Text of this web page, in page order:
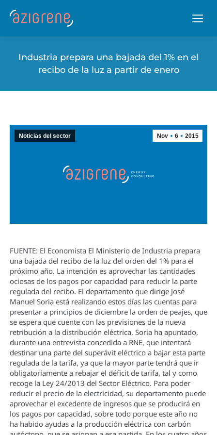
Industria prepara una bajada del 1% en el
recibo de la luz a partir de enero
Nov 6 2015
Noticias del sector
FUENTE: El Economista El Ministerio de Industria prepara
una bajada del recibo de la luz del orden del 1% para el
próximo año. La intención es aprovechar las cantidades
ociosas de los pagos por capacidad para reducir la parte
regulada del recibo. El departamento que dirige José
Manuel Soria está realizando estos dí­as las cuentas para
presentar a principios de diciembre la orden de peajes, que
se espera que cuente con las previsiones de la nueva
retribución a la distribución eléctrica. Soria ha apuntado,
durante una entrevista concedida a RNE, que intentará
destinar una parte del superávit eléctrico a bajar esta parte
regulada de la tarifa, ya que la mayor parte tendrá que ir
obligatoriamente a rebajar el déficit de tarifa, tal y como
recoge la Ley 24/2013 del Sector Eléctrico. Para poder
reducir el precio de la electricidad, su departamento puede
aprovechar el excedente de ingresos que se producirá en
los pagos por capacidad, sobre todo porque este año no
ha habido ayudas a la producción eléctrica con carbón